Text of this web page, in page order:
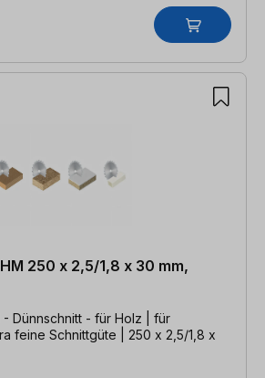
250 x 2,5/1,8 x 30 mm,
- Dünnschnitt - für Holz | für
feine Schnittgüte | 250 x 2,5/1,8 x